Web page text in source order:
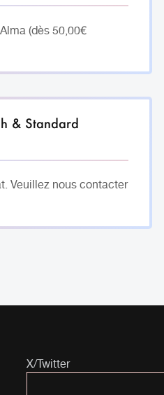
(dès 50,00€
& Standard
Veuillez nous contacter
X/Twitter